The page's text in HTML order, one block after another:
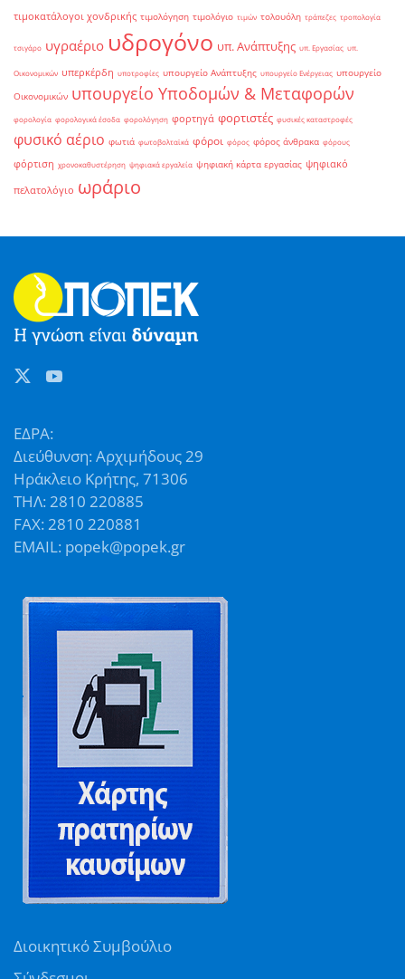
τιμοκατάλογοι χονδρικής τιμολόγηση τιμολόγιο τιμών τολουόλη τράπεζες τροπολογία
τσιγάρο υγραέριο υδρογόνο υπ. Ανάπτυξης υπ. Εργασίας υπ.
Οικονομικών υπερκέρδη υποτροφίες υπουργείο Ανάπτυξης υπουργείο Ενέργειας υπουργείο
Οικονομικών υπουργείο Υποδομών & Μεταφορών
φορολογία φορολογικά έσοδα φορολόγηση φορτηγά φορτιστές φυσικές καταστροφές
φυσικό αέριο φωτιά φωτοβολταϊκά φόροι φόρος φόρος άνθρακα φόρους
φόρτιση χρονοκαθυστέρηση ψηφιακά εργαλεία ψηφιακή κάρτα εργασίας ψηφιακό
πελατολόγιο ωράριο
ΕΔΡΑ:
Διεύθυνση: Αρχιμήδους 29
Ηράκλειο Κρήτης, 71306
ΤΗΛ: 2810 220885
FAX: 2810 220881
EMAIL: popek@popek.gr
Διοικητικό Συμβούλιο